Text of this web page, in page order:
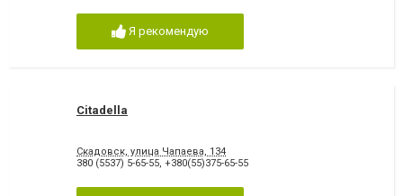
Я рекомендую
Citadella
Скадовск, улица Чапаева, 134
380 (5537) 5-65-55, +380(55)375-65-55